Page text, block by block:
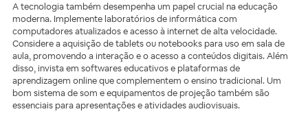
A tecnologia também desempenha um papel crucial na educação
moderna. Implemente laboratórios de informática com
computadores atualizados e acesso à internet de alta velocidade.
Considere a aquisição de tablets ou notebooks para uso em sala de
aula, promovendo a interação e o acesso a conteúdos digitais. Além
disso, invista em softwares educativos e plataformas de
aprendizagem online que complementem o ensino tradicional. Um
bom sistema de som e equipamentos de projeção também são
essenciais para apresentações e atividades audiovisuais.